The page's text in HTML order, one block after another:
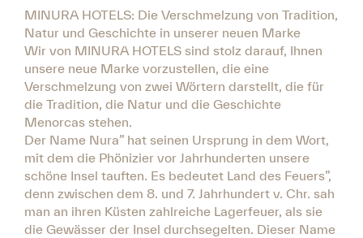
MINURA HOTELS: Die Verschmelzung von Tradition,
Natur und Geschichte in unserer neuen Marke
Wir von MINURA HOTELS sind stolz darauf, Ihnen
unsere neue Marke vorzustellen, die eine
Verschmelzung von zwei Wörtern darstellt, die für
die Tradition, die Natur und die Geschichte
Menorcas stehen.
Der Name Nura” hat seinen Ursprung in dem Wort,
mit dem die Phönizier vor Jahrhunderten unsere
schöne Insel tauften. Es bedeutet Land des Feuers”,
denn zwischen dem 8. und 7. Jahrhundert v. Chr. sah
man an ihren Küsten zahlreiche Lagerfeuer, als sie
die Gewässer der Insel durchsegelten. Dieser Name